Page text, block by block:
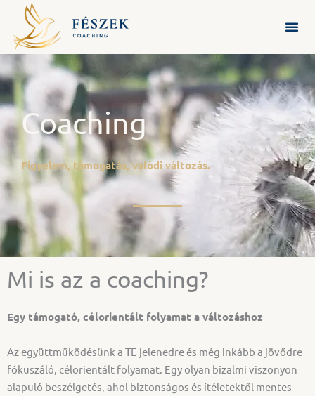
content
Coaching
Figyelem, támogatás, valódi változás.
Mi is az a coaching?
Egy támogató, célorientált folyamat a változáshoz
Az együttműködésünk a TE jelenedre és még inkább a jövődre
fókuszáló, célorientált folyamat. Egy olyan bizalmi viszonyon
alapuló beszélgetés, ahol biztonságos és ítéletektől mentes